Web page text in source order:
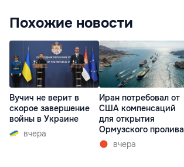
Похожие новости
Вучич не верит в
скорое завершение
войны в Украине
вчера
Иран потребовал от
США компенсаций
для открытия
Ормузского пролива
вчера